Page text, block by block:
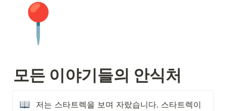
📍
모든 이야기들의 안식처
저는 스타트렉을 보며 자랐습니다. 스타트렉이